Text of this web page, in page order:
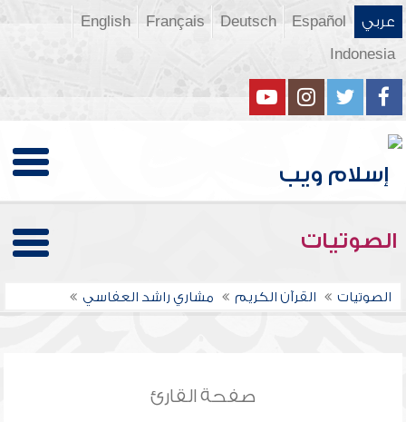
عربي Español
Deutsch
Français
English
Indonesia
الصوتيات
الصوتيات القرآن الكريم مشاري راشد العفاسي
صفحة القارئ